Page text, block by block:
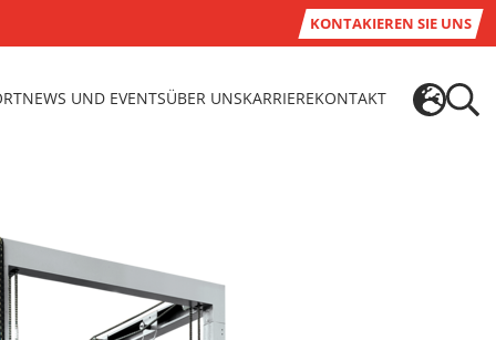
KONTAKIEREN SIE UNS
NEWS UND EVENTSÜBER UNSKARRIEREKONTAKT